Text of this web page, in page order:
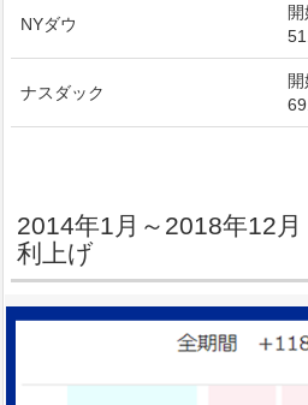
NYダウ
ナスダック
2014年1月～2018年12
利上げ